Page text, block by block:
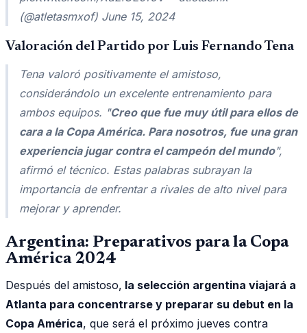
(@atletasmxof) June 15, 2024
Valoración del Partido por Luis Fernando Tena
Tena valoró positivamente el amistoso,
considerándolo un excelente entrenamiento para
ambos equipos. "Creo que fue muy útil para ellos de
cara a la Copa América. Para nosotros, fue una gran
experiencia jugar contra el campeón del mundo",
afirmó el técnico. Estas palabras subrayan la
importancia de enfrentar a rivales de alto nivel para
mejorar y aprender.
Argentina: Preparativos para la Copa
América 2024
Después del amistoso, la selección argentina viajará a
Atlanta para concentrarse y preparar su debut en la
Copa América, que será el próximo jueves contra